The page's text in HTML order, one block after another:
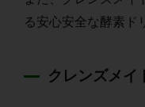
る安心安全な酵素ド
クレンズメイ